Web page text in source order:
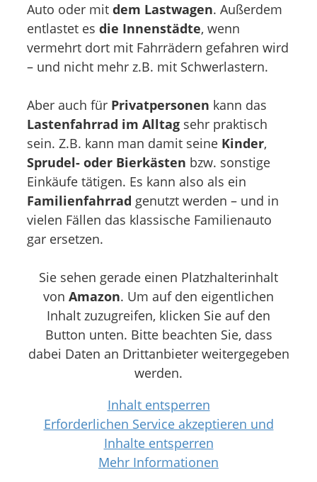
Auto oder mit dem Lastwagen. Außerdem
entlastet es die Innenstädte, wenn
vermehrt dort mit Fahrrädern gefahren wird
– und nicht mehr z.B. mit Schwerlastern.
Aber auch für Privatpersonen kann das
Lastenfahrrad im Alltag sehr praktisch
sein. Z.B. kann man damit seine Kinder,
Sprudel- oder Bierkästen bzw. sonstige
Einkäufe tätigen. Es kann also als ein
Familienfahrrad genutzt werden – und in
vielen Fällen das klassische Familienauto
gar ersetzen.
Sie sehen gerade einen Platzhalterinhalt
von Amazon. Um auf den eigentlichen
Inhalt zuzugreifen, klicken Sie auf den
Button unten. Bitte beachten Sie, dass
dabei Daten an Drittanbieter weitergegeben
werden.
Inhalt entsperren
Erforderlichen Service akzeptieren und
Inhalte entsperren
Mehr Informationen